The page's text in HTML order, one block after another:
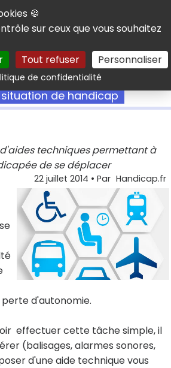
cookies
🍪
sur ceux que vous souhaitez
Tout refuser Personnaliser
de confidentialitéRechercher
de handicap
techniques permettant à
de se déplacer
22 juillet 2014 • Par Handicap.fr
d'autonomie.
effectuer cette tâche simple, il
(balisages, alarmes sonores,
d'une aide technique vous